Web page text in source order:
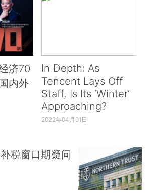
济70
内外
In Depth: As
Tencent Lays Off
Staff, Is Its ‘Winter’
Approaching?
2022年04月01日
税窗口期疑问